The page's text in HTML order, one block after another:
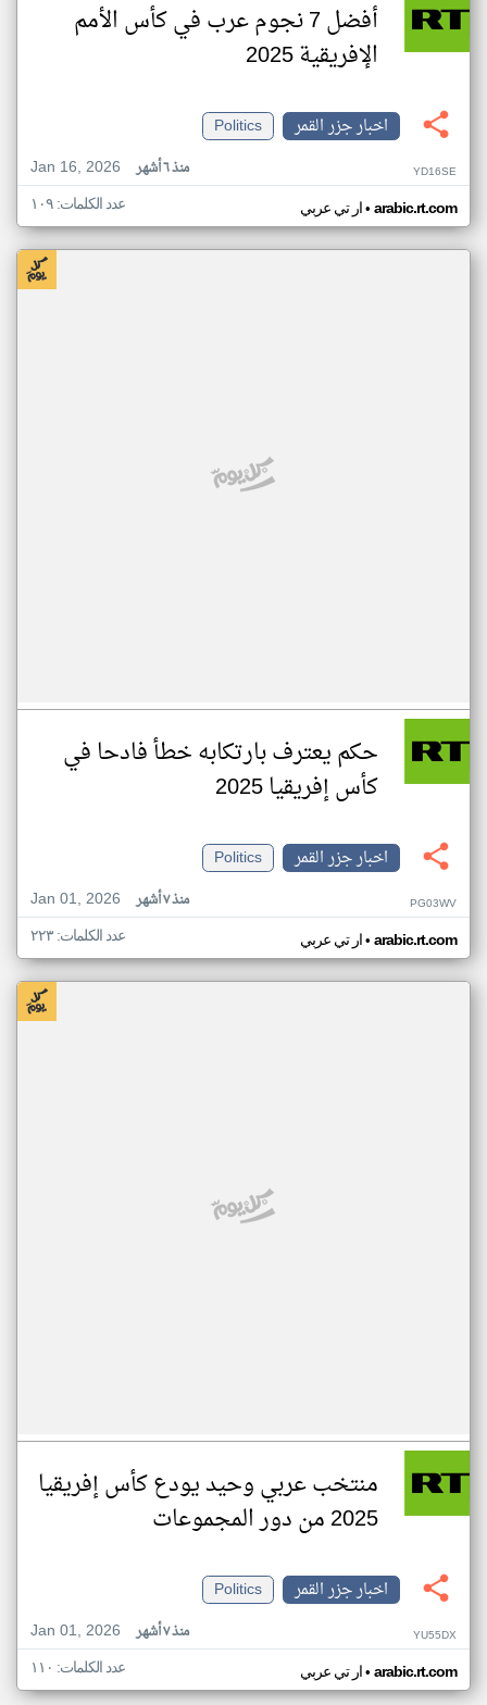
أفضل 7 نجوم عرب في كأس الأمم
الإفريقية 2025
اخبار جزر القمر
Politics
Jan 16, 2026
منذ ٦ أشهر YD16SE
ار تي عربي• arabic.rt.com عدد الكلمات: ١٠٩
حكم يعترف بارتكابه خطأ فادحا في
كأس إفريقيا 2025
اخبار جزر القمر
Politics
Jan 01, 2026
منذ ٧ أشهر PG03WV
ار تي عربي• arabic.rt.com عدد الكلمات: ٢٢٣
منتخب عربي وحيد يودع كأس إفريقيا
2025 من دور المجموعات
اخبار جزر القمر
Politics
Jan 01, 2026
منذ ٧ أشهر YU55DX
ار تي عربي• arabic.rt.com عدد الكلمات: ١١٠